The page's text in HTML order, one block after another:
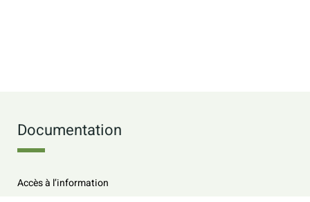
Documentation
Accès à l’information